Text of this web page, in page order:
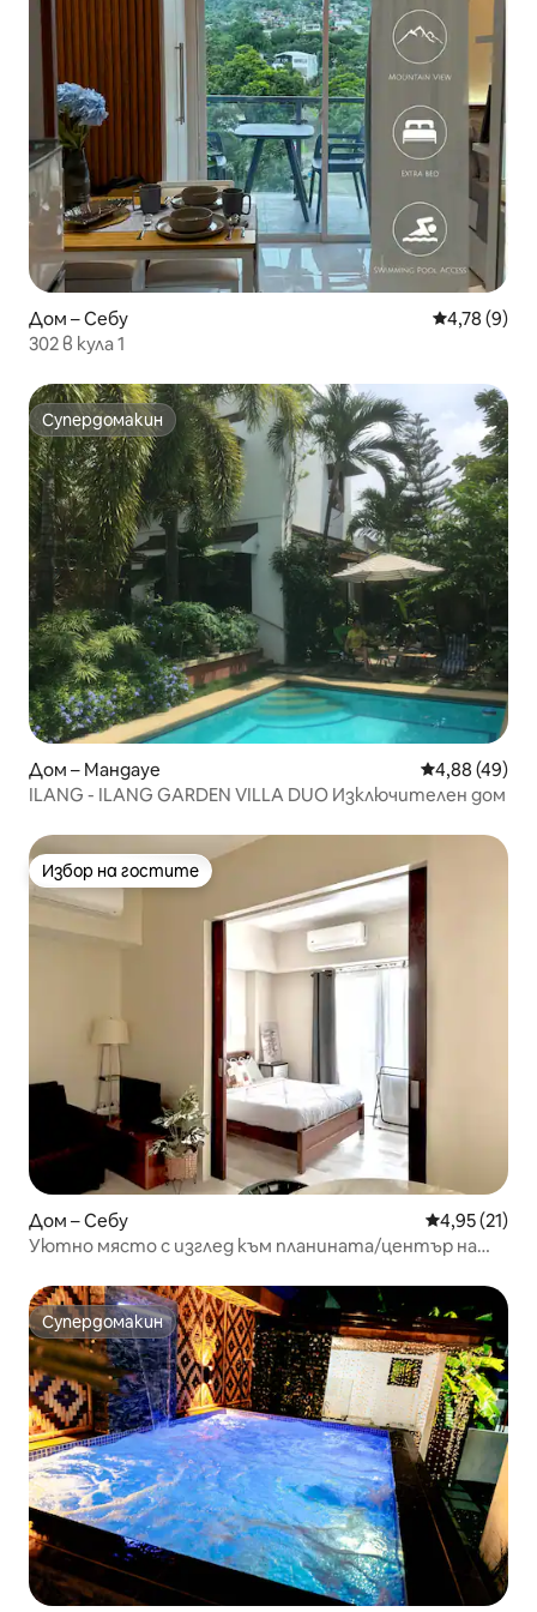
Дом – Себу Средна
4,78 (9)
302 в кула 1
Супердомакин
Супердомакин
Дом – Мандауе Средна
4,88 (49)
ILANG - ILANG GARDEN VILLA DUO Изключителен дом
Избор на гостите
Избор на гостите
Дом – Себу Средна
4,95 (21)
Уютно място с изглед към планината/център на
Супердомакин
Супердомакин